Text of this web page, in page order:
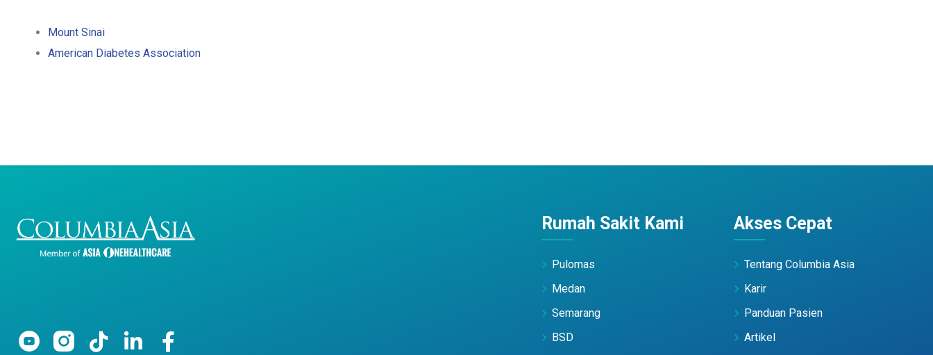
Mount Sinai
American Diabetes Association
Rumah Sakit Kami
Pulomas
Medan
Semarang
BSD
Akses Cepat
Tentang Columbia Asia
Karir
Panduan Pasien
Artikel